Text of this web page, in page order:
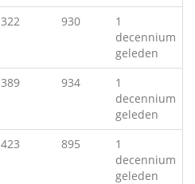
322 930
1
decennium
geleden
389 934
1
decennium
geleden
423 895
1
decennium
geleden